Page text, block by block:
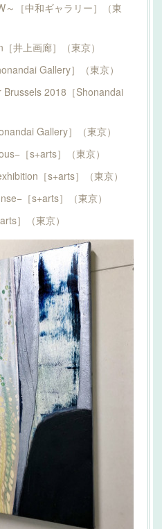
中和ギャラリー］（東
上画廊］（東京）
Gallery］（東京）
2018［Shonandai
Gallery］（東京）
［s+arts］（東京）
［s+arts］（東京）
［s+arts］（東京）
］（東京）